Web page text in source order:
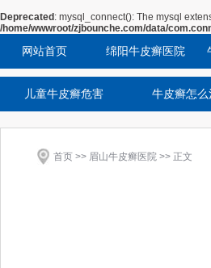
Deprecated : mysql_connect(): The mysql
/home/wwwroot/zjbounche.com/data/
网站首页 绵阳牛皮癣医院
儿童牛皮癣危害 牛皮癣怎么
首页 >> 眉山牛皮癣医院 >> 正文